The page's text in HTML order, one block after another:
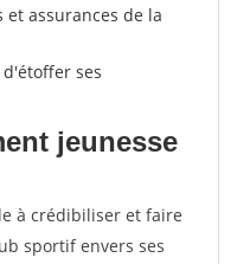
et assurances de la
ses
jeunesse
à crédibiliser et faire
sportif envers ses